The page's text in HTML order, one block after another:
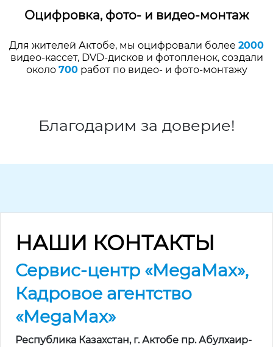
Оцифровка, фото- и видео-монтаж
Для жителей Актобе, мы оцифровали более 2000
видео-кассет, DVD-дисков и фотопленок, создали
около 700работ по видео- и фото-монтажу
Благодарим за доверие!
НАШИ КОНТАКТЫ
Сервис-центр «MegaMax»,
Кадровое агентство
«MegaMax»
Республика Казахстан, г. Актобе пр. Абулхаир-